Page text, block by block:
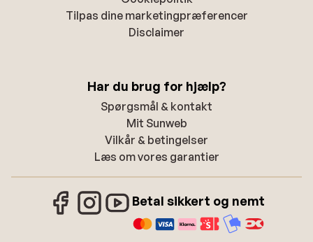
Tilpas dine marketingpræferencer
Disclaimer
Har du brug for hjælp?
Spørgsmål & kontakt
Mit Sunweb
Vilkår & betingelser
Læs om vores garantier
Betal sikkert og nemt